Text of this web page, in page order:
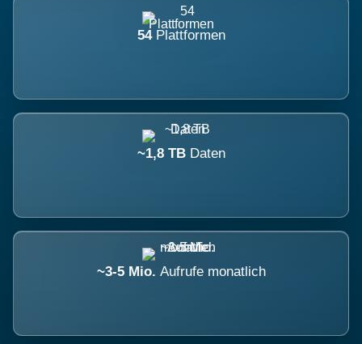
54 Plattformen
~1,8 TB Daten
~3-5 Mio. Aufrufe monatlich